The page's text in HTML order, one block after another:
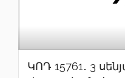
ԿՈԴ 15761․ 3